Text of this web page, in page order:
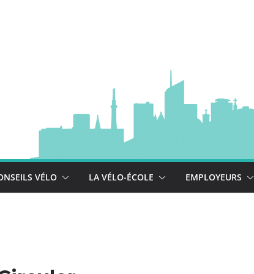
VÉLO LA VÉLO-ÉCOLE EMPLOYEURS